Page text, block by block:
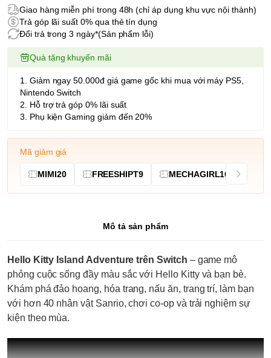
Giao hàng miễn phí trong 48h (chỉ áp dụng khu vực nội thành)
Trả góp lãi suất 0% qua thẻ tín dụng
Đổi trả trong 3 ngày*(Sản phẩm lỗi)
Quà tặng khuyến mãi
1. Giảm ngay 50.000đ giá game gốc khi mua với máy PS5,
Nintendo Switch
2. Hỗ trợ trả góp 0% lãi suất
3. Phụ kiện Gaming giảm đến 20%
Mã giảm giá
MIMI20 FREESHIPT9 MECHAGIRL10
Mô tả sản phẩm
Hello Kitty Island Adventure trên Switch – game mô
phỏng cuộc sống đầy màu sắc với Hello Kitty và bạn bè.
Khám phá đảo hoang, hóa trang, nấu ăn, trang trí, làm bạn
với hơn 40 nhân vật Sanrio, chơi co-op và trải nghiệm sự
kiện theo mùa.